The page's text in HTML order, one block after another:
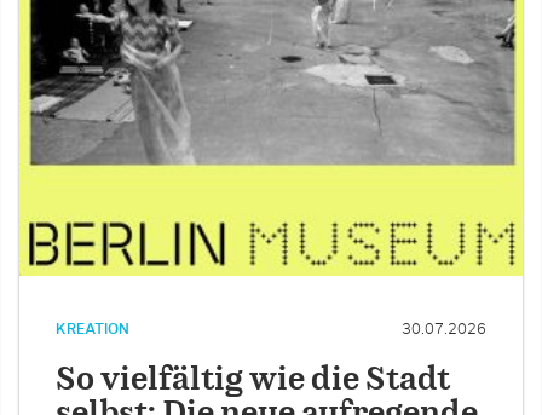
KREATION 30.07.2026
So vielfältig wie die Stadt